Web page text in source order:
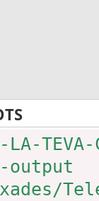
LA-
output